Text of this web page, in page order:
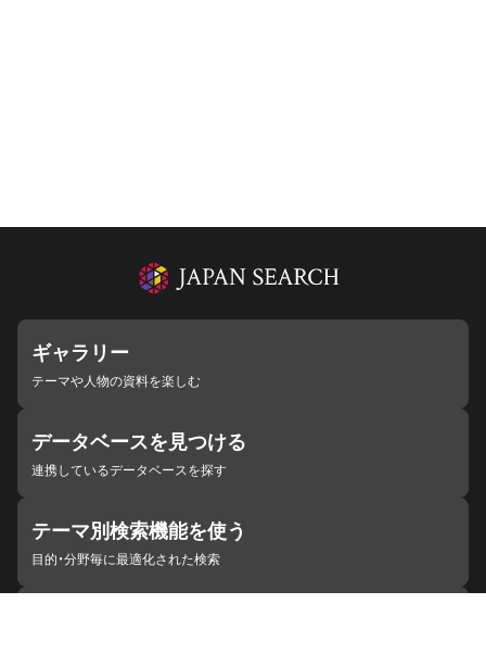
ギャラリー
テーマや人物の資料を楽しむ
データベースを見つける
連携しているデータベースを探す
テーマ別検索機能を使う
目的・分野毎に最適化された検索